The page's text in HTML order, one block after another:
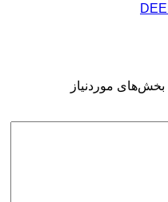
بخش‌های موردنیاز